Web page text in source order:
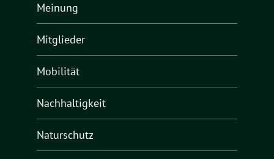
Meinung
Mitglieder
Mobilität
Nachhaltigkeit
Naturschutz